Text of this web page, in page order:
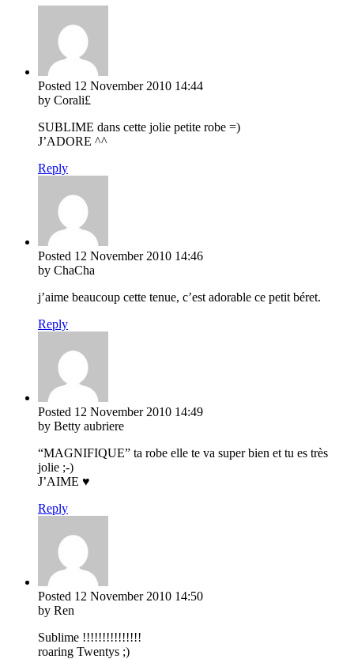
Posted 12 November 2010 14:44
by Corali£
SUBLIME dans cette jolie petite robe =)
J’ADORE ^^
Reply
Posted 12 November 2010 14:46
by ChaCha
j’aime beaucoup cette tenue, c’est adorable ce petit béret.
Reply
Posted 12 November 2010 14:49
by Betty aubriere
“MAGNIFIQUE” ta robe elle te va super bien et tu es très
jolie ;-)
J’AIME ♥
Reply
Posted 12 November 2010 14:50
by Ren
Sublime !!!!!!!!!!!!!!!
roaring Twentys ;)